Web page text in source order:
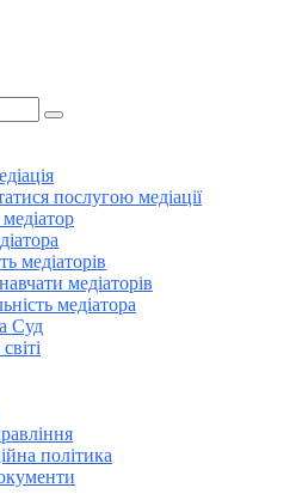
послугою медіації
медіаторів
медіаторів
медіатора
Суд
політика